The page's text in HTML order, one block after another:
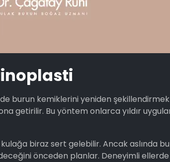
burun kemiklerini yeniden
getirilir. Bu yöntem onlarca yıldır
kulağa biraz sert gelebilir. Ancak aslında
önceden planlar. Deneyimli